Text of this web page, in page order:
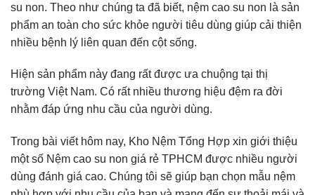
su non. Theo như chúng ta đã biết, nệm cao su non là sản
phẩm an toàn cho sức khỏe người tiêu dùng giúp cải thiện
nhiều bệnh lý liên quan đến cột sống.
Hiện sản phẩm này đang rất được ưa chuộng tại thị
trường Việt Nam. Có rất nhiều thương hiệu đệm ra đời
nhằm đáp ứng nhu cầu của người dùng.
Trong bài viết hôm nay, Kho Nệm Tổng Hợp xin giới thiệu
một số Nệm cao su non giá rẻ TPHCM được nhiều người
dùng đánh giá cao. Chúng tôi sẽ giúp bạn chọn mẫu nệm